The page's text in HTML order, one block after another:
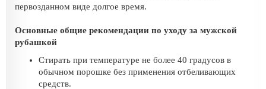
первозданном виде долгое время.
Основные общие рекомендации по уходу за мужской
рубашкой
Стирать при температуре не более 40 градусов в
обычном порошке без применения отбеливающих
средств.